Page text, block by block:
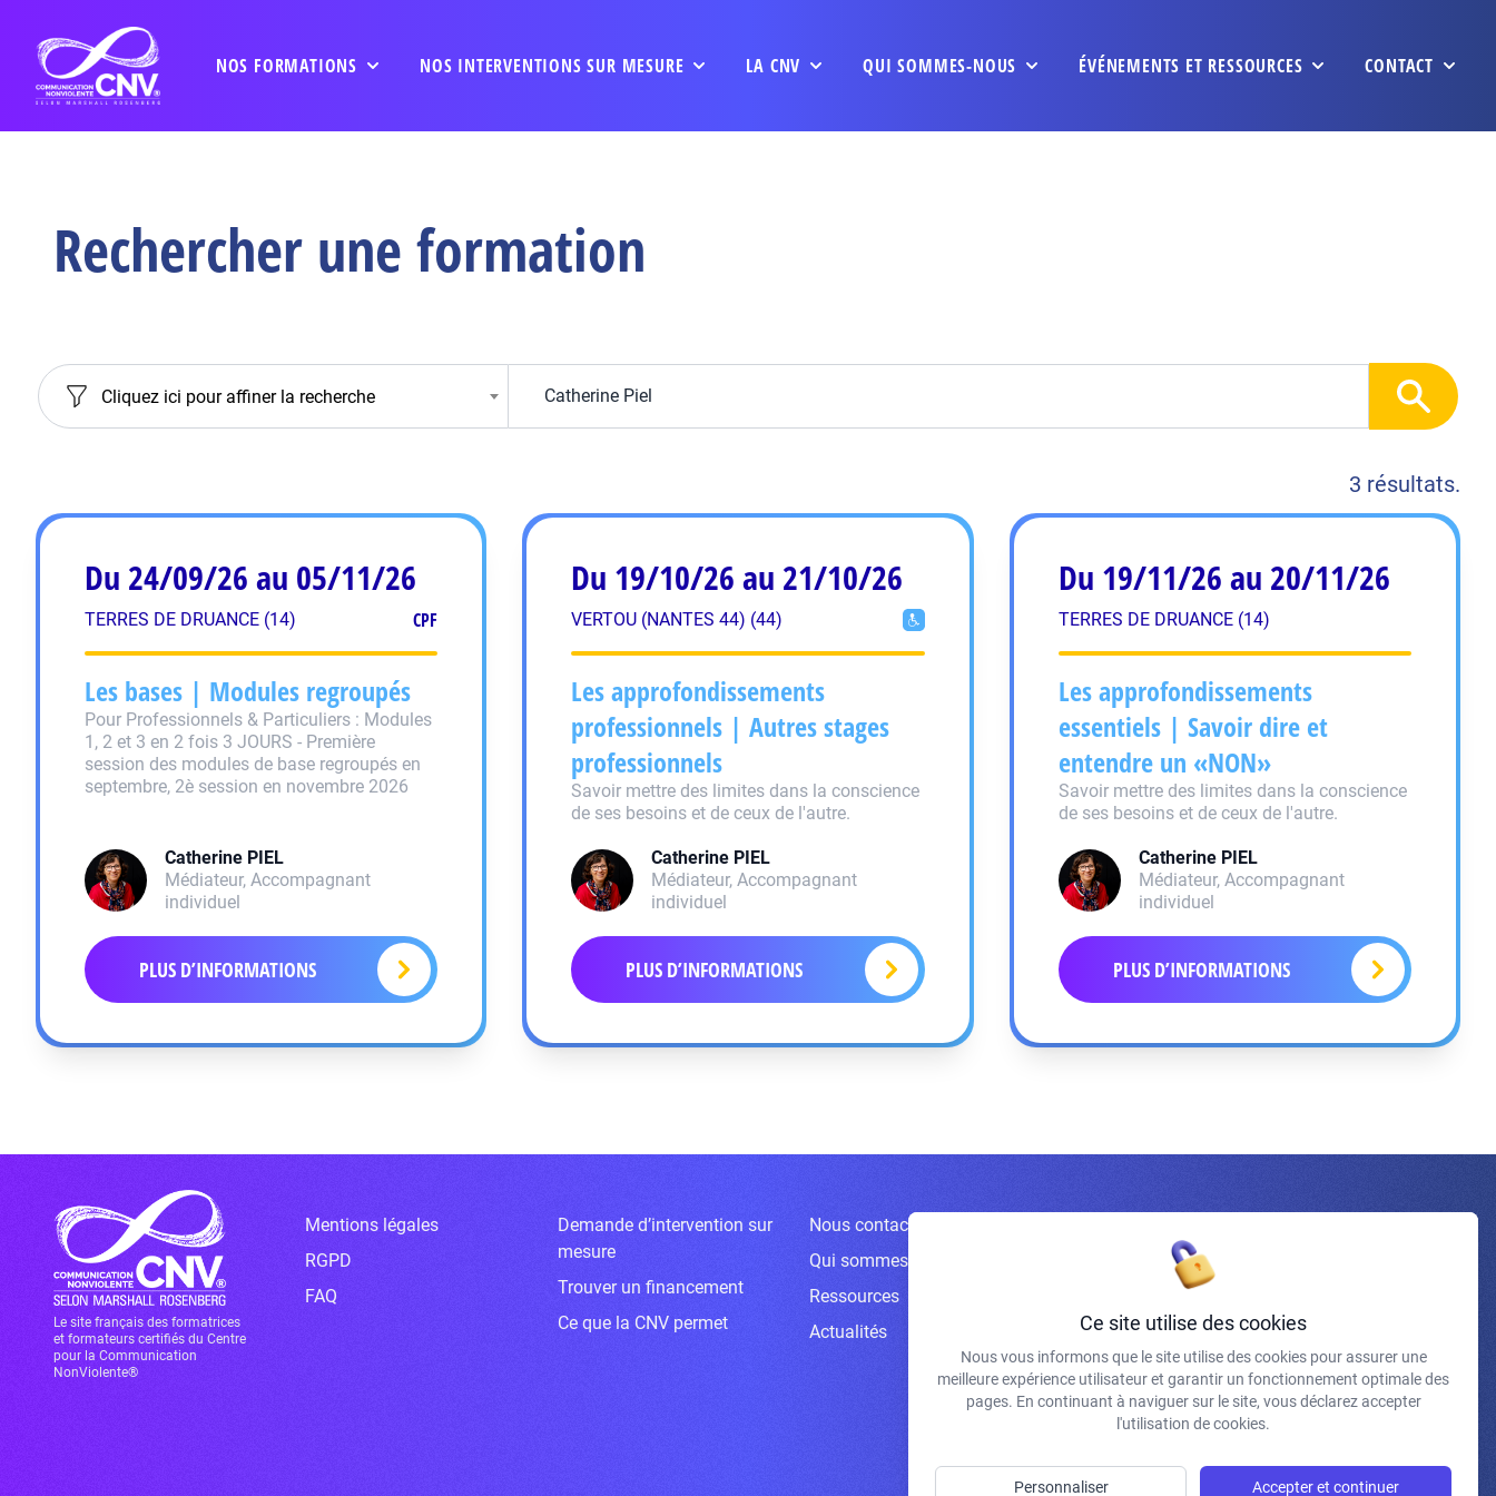
NOS FORMATIONS NOS INTERVENTIONS SUR MESURE LA CNV QUI SOMMES-NOUS ÉVÉNEMENTS ET RESSOURCES CONTACT
Rechercher une formation
Cliquez ici pour affiner la recherche
3 résultats.
Du 24/09/26 au 05/11/26
TERRES DE DRUANCE (14) CPF
Les bases | Modules regroupés
Pour Professionnels & Particuliers : Modules
1, 2 et 3 en 2 fois 3 JOURS - Première
session des modules de base regroupés en
septembre, 2è session en novembre 2026
Catherine PIEL
Médiateur, Accompagnant
individuel
PLUS D’INFORMATIONS
Du 19/10/26 au 21/10/26
VERTOU (NANTES 44) (44)
Les approfondissements
professionnels | Autres stages
professionnels
Savoir mettre des limites dans la conscience
de ses besoins et de ceux de l'autre.
Catherine PIEL
Médiateur, Accompagnant
individuel
PLUS D’INFORMATIONS
Du 19/11/26 au 20/11/26
TERRES DE DRUANCE (14)
Les approfondissements
essentiels | Savoir dire et
entendre un «NON»
Savoir mettre des limites dans la conscience
de ses besoins et de ceux de l'autre.
Catherine PIEL
Médiateur, Accompagnant
individuel
PLUS D’INFORMATIONS
Le site français des formatrices
et formateurs certifiés du Centre
pour la Communication
NonViolente®
Mentions légales
RGPD
FAQ
Demande d’intervention sur
mesure
Trouver un financement
Ce que la CNV permet
Nous contacter
Qui sommes-nous ?
Ressources
Actualités
J'accepte de recevoir vos e-mails et confirme avoir pris
connaissance de votre politique de confidentialité et
mentions légales.
Ce site utilise des cookies
Nous vous informons que le site utilise des cookies pour assurer une
meilleure expérience utilisateur et garantir un fonctionnement optimale des
pages. En continuant à naviguer sur le site, vous déclarez accepter
l'utilisation de cookies.
Accepter et continuer
Personnaliser